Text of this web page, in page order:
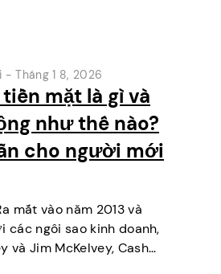
-Tháng 1 8, 2026
mặt là gì và
như thế nào?
cho người mới
mắt vào năm 2013 và
ngôi sao kinh doanh,
và Jim McKelvey, Cash